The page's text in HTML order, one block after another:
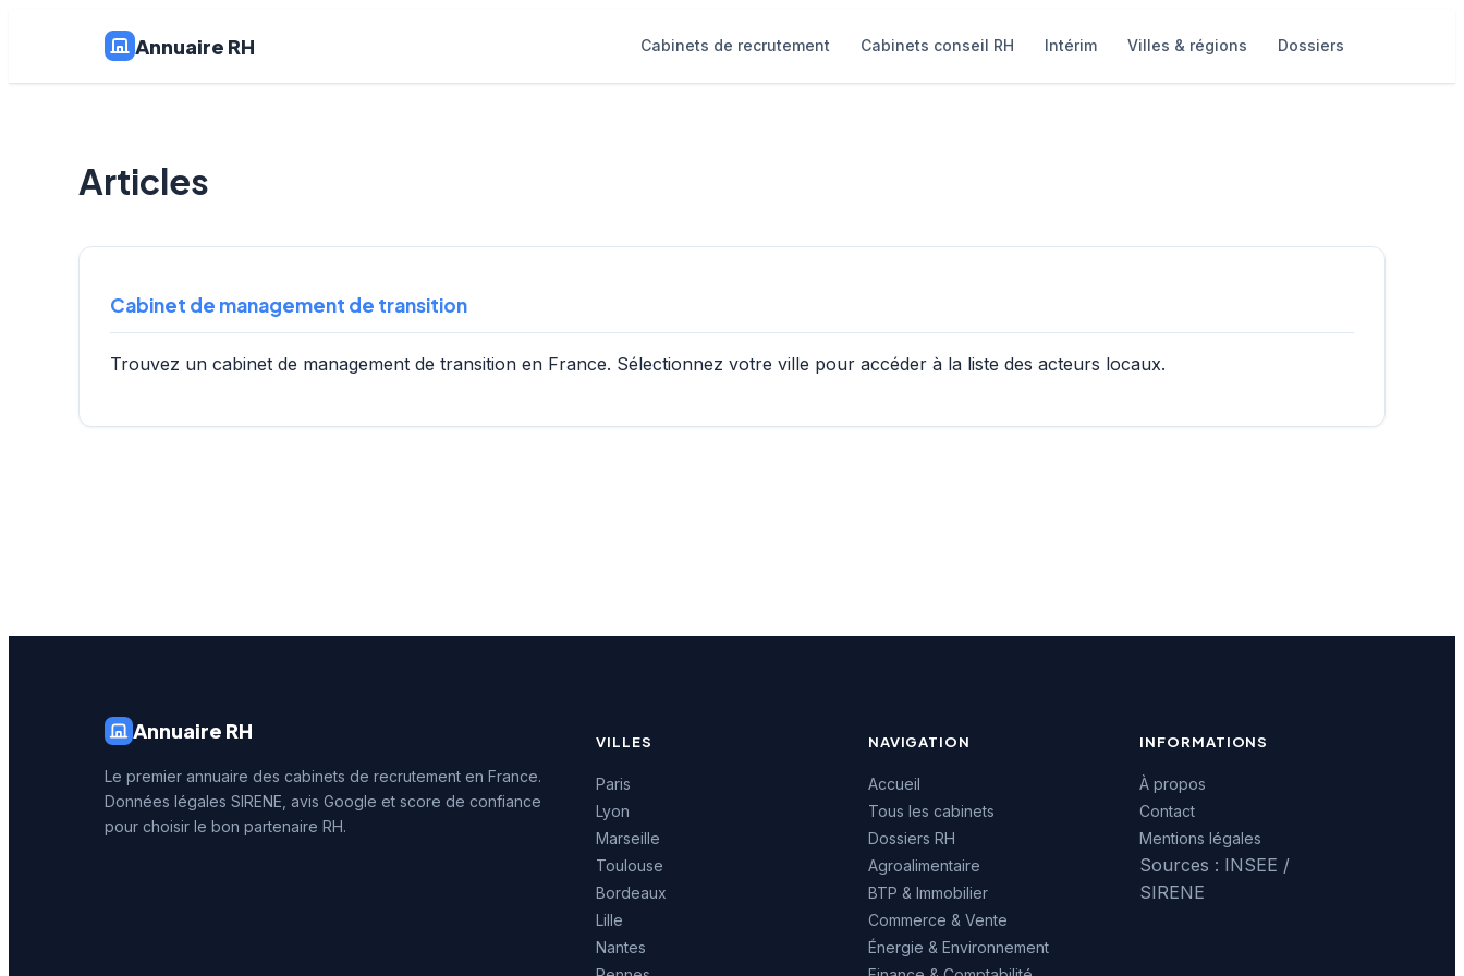
Annuaire RH Cabinets de recrutement Cabinets conseil RH Intérim Villes & régions Dossiers
Articles
Cabinet de management de transition
Trouvez un cabinet de management de transition en France. Sélectionnez votre ville pour accéder à la liste des acteurs locaux.
Annuaire RH
Le premier annuaire des cabinets de recrutement en France.
Données légales SIRENE, avis Google et score de confiance
pour choisir le bon partenaire RH.
VILLES
Paris
Lyon
Marseille
Toulouse
Bordeaux
Lille
Nantes
NAVIGATION
Accueil
Tous les cabinets
Dossiers RH
Agroalimentaire
BTP & Immobilier
Commerce & Vente
Énergie & Environnement
INFORMATIONS
À propos
Contact
Mentions légales
Sources : INSEE /
SIRENE